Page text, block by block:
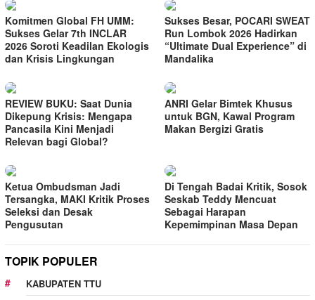
Komitmen Global FH UMM:
Sukses Gelar 7th INCLAR
2026 Soroti Keadilan Ekologis
dan Krisis Lingkungan
Sukses Besar, POCARI SWEAT
Run Lombok 2026 Hadirkan
“Ultimate Dual Experience” di
Mandalika
REVIEW BUKU: Saat Dunia
Dikepung Krisis: Mengapa
Pancasila Kini Menjadi
Relevan bagi Global?
ANRI Gelar Bimtek Khusus
untuk BGN, Kawal Program
Makan Bergizi Gratis
Ketua Ombudsman Jadi
Tersangka, MAKI Kritik Proses
Seleksi dan Desak
Pengusutan
Di Tengah Badai Kritik, Sosok
Seskab Teddy Mencuat
Sebagai Harapan
Kepemimpinan Masa Depan
TOPIK POPULER
KABUPATEN TTU